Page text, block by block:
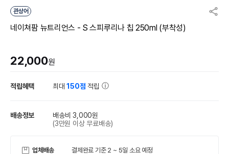
관상어
네이쳐팜 뉴트리언스 - S 스피루리나 칩 250ml (부착성)
22,000원
적립혜택 최대150점 적립
배송정보
배송비 3,000원
(3만원 이상 무료배송)
업체배송 결제완료 기준 2 ~ 5일 소요 예정